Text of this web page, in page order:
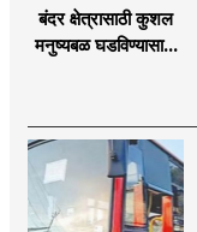
बंदर क्षेत्रासाठी कुशल
मनुष्यबळ घडविण्यासाठी
अभ्यासक्रम - मंत्री
नितेश राणे